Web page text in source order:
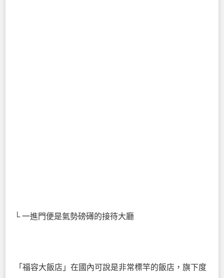
└ 一進門便是氣勢磅礡的接待大廳
「福容大飯店」在國內可說是非常標竿的飯店，旗下度